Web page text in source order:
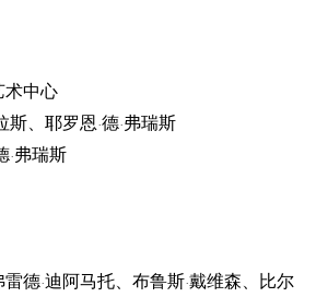
术中心
、耶罗恩·德·弗瑞斯
·弗瑞斯
雷德·迪阿马托、布鲁斯·戴维森、比尔